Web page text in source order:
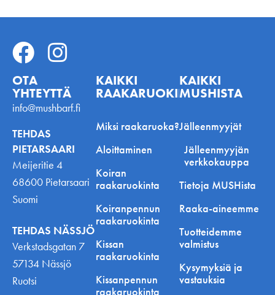
OTA
YHTEYTTÄ
info@mushbarf.fi
TEHDAS
PIETARSAARI
Meijeritie 4
68600 Pietarsaari
Suomi
TEHDAS NÄSSJÖ
Verkstadsgatan 7
57134 Nässjö
Ruotsi
KAIKKI
RAAKARUOKINNASTA
Miksi raakaruoka?
Aloittaminen
Koiran
raakaruokinta
Koiranpennun
raakaruokinta
Kissan
raakaruokinta
Kissanpennun
raakaruokinta
KAIKKI
MUSHISTA
Jälleenmyyjät
Jälleenmyyjän
verkkokauppa
Tietoja MUSHista
Raaka-aineemme
Tuotteidemme
valmistus
Kysymyksiä ja
vastauksia